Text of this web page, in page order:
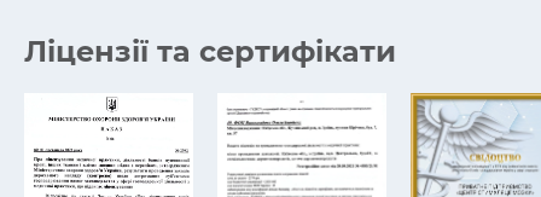
Ліцензії та сертифікати